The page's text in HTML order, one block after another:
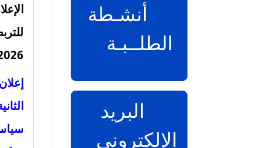
أنشـطة
الطلــبـة
البريد
الإلكتروني
2026 بعد